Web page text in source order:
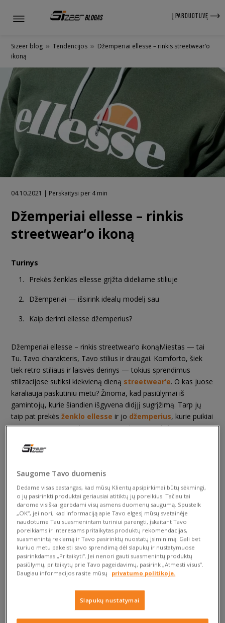
Į PARDUOTUVĘ
Sizeer blog » Tendencijos » Džemperiai ellesse – rinkis streetwear‘o
ikoną
04.10.2021 | Perskaitysi per 4 min
Džemperiai ellesse – rinkis
streetwear‘o ikoną
Turinys
Prekės ženklas ellesse grįžta dideliame stiliuje
Džemperiai — išsirink idealų modelį sau
Kaip derinti ellesse džemperius?
Džemperiai ellesse – rinkis streetwear‘o ikonąMiestas — tai
Tu. Tavo charakteris, Tavo stilius ir draugai. Komforto, šiek
tiek retro stiliaus ir laisvės derinys — tokius sprendimus
stilizacijose sutiksi kiekvieną dieną streetwear‘e. O kas juose
karaliauja paskutiniu metu? Žinoma, kad pasiūlymai iš
gamintojų, kurie šiandien išgyvena didįjį sugrįžimą. Tarp jų
taip pat prekės ženklo ellesse ir jo džemperius, kurie puikiai
atras save miesto stilizacijose. Ar galima juos laikyti
modeliai laukia Tavęs Sizeer ir kaip gali juos derinti!
Prekės ženklas ellesse grįžta
dideliame stiliuje
Tačiau čia vertėtų prisiminti prekės ženklo istoriją… su
raguoliu ar puse teniso kamuoliuko logotipe — čia kaip kam
atrodo. Viskas prasidėjo itališkame miestelyje Perudža,
žmogaus, vardu Leonardo Servadio iniciatyva. Jis dievino
slidinėjimą ir tenisą, t.y. du pačius populiariausius sportus
Italijoje. Bet jais užsiimant kiekvieną kartą jį erzino faktas, jog
nėra tokios sportinės aprangos, kurį išpildytų jo poreikius — ir
komforto, ir stiliaus atžvilgiu, kaip jam patiko. Todėl
nusprendė sukurti ją pats. Tokiu būdu buvo sukurta pirmoji
aprangos linija, o su ja ir atitinkamai sumodeliuotos
Saugome Tavo duomenis
Dedame visas pastangas, kad mūsų Klientų apsipirkimai būtų sėkmingi,
o jų pasirinkti produktai geriausiai atitiktų jų poreikius. Tačiau tai
darome visiškai gerbdami visų asmens duomenų saugumą. Spustelk
„OK“, jei nori, kad informaciją apie Tavo elgesį mūsų svetainėje
naudotume Tau suasmenintam turiniui parengti, įskaitant Tavo
poreikiams ir interesams pritaikytas produktų rekomendacijas,
suasmenintą reklamą ir Tavo pasirinktų nuostatų įsiminimą. Gali bet
kuriuo metu pakeisti savo sprendimą dėl slapukų ir nustatymuose
pasirinkdamas „Pritaikyti“. Jei nenori gauti suasmenintų produktų
pasiūlymų, pritaikytų prie Tavo pageidavimų, pasirink „Atmesti visus”.
Daugiau informacijos rasite mūsų
privatumo politikoje.
Slapukų nustatymai